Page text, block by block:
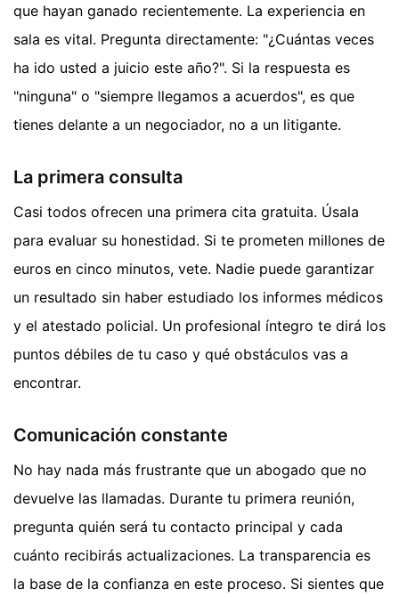
que hayan ganado recientemente. La experiencia en
sala es vital. Pregunta directamente: "¿Cuántas veces
ha ido usted a juicio este año?". Si la respuesta es
"ninguna" o "siempre llegamos a acuerdos", es que
tienes delante a un negociador, no a un litigante.
La primera consulta
Casi todos ofrecen una primera cita gratuita. Úsala
para evaluar su honestidad. Si te prometen millones de
euros en cinco minutos, vete. Nadie puede garantizar
un resultado sin haber estudiado los informes médicos
y el atestado policial. Un profesional íntegro te dirá los
puntos débiles de tu caso y qué obstáculos vas a
encontrar.
Comunicación constante
No hay nada más frustrante que un abogado que no
devuelve las llamadas. Durante tu primera reunión,
pregunta quién será tu contacto principal y cada
cuánto recibirás actualizaciones. La transparencia es
la base de la confianza en este proceso. Si sientes que